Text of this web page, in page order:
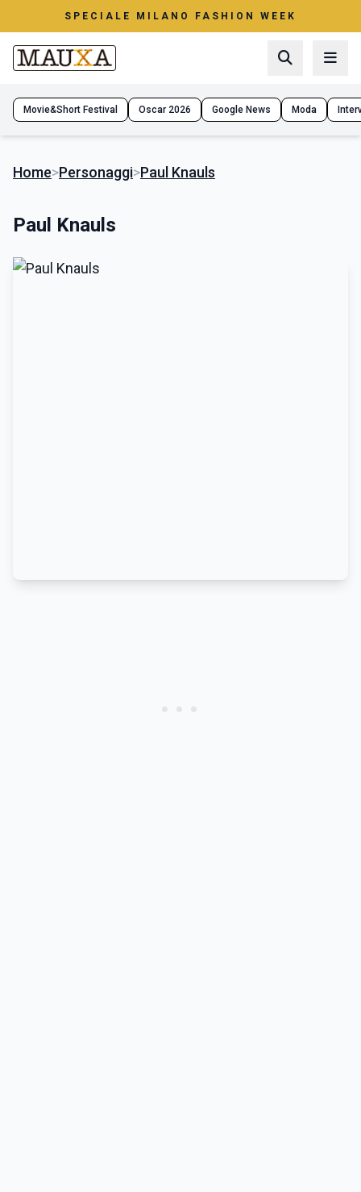
SPECIALE MILANO FASHION WEEK
Movie&Short Festival Oscar 2026 Google News Moda
Home>Personaggi>Paul Knauls
Paul Knauls